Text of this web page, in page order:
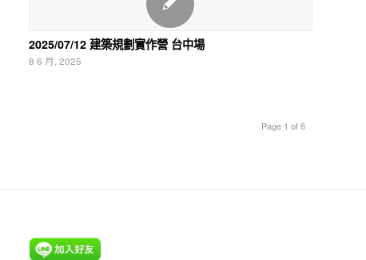
2025/07/12 建築規劃實作營 台中場
8 6 月, 2025
Page 1 of 6